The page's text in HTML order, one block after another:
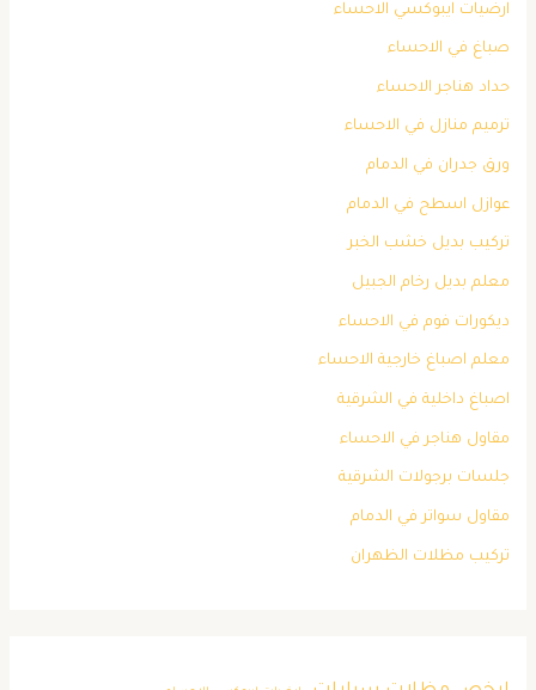
ارضيات ايبوكسي الاحساء
صباغ في الاحساء
حداد هناجر الاحساء
ترميم منازل في الاحساء
ورق جدران في الدمام
عوازل اسطح في الدمام
تركيب بديل خشب الخبر
معلم بديل رخام الجبيل
ديكورات فوم في الاحساء
معلم اصباغ خارجية الاحساء
اصباغ داخلية في الشرقية
مقاول هناجر في الاحساء
جلسات برجولات الشرقية
مقاول سواتر في الدمام
تركيب مظلات الظهران